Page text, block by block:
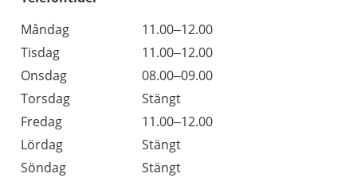
Måndag
11.00–12.00
Tisdag
11.00–12.00
Onsdag
08.00–09.00
Torsdag
Stängt
Fredag
11.00–12.00
Lördag
Stängt
Söndag
Stängt